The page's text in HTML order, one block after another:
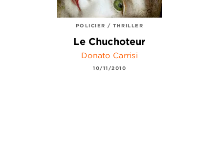
POLICIER / THRILLER
Le Chuchoteur
Donato Carrisi
10/11/2010